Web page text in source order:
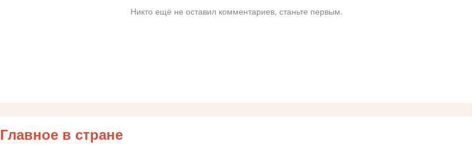
Никто ещё не оставил комментариев, станьте первым.
Главное в стране